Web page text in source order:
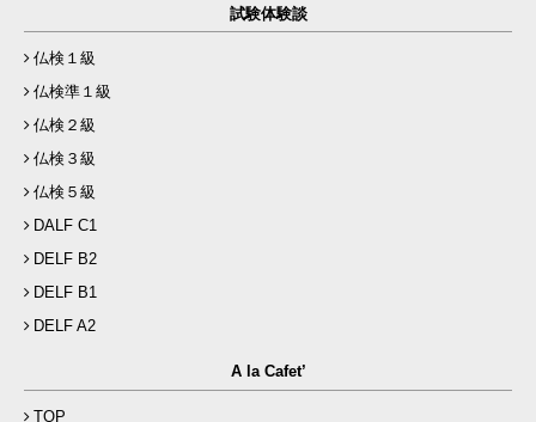
試験体験談
仏検１級
仏検準１級
仏検２級
仏検３級
仏検５級
DALF C1
DELF B2
DELF B1
DELF A2
A la Cafet’
TOP